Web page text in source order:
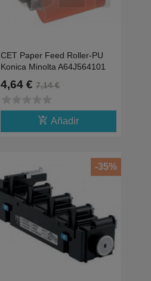
CET Paper Feed Roller-PU
Konica Minolta A64J564101
4,64 € 7,14 €
add_shopping_cart Añadir
-35%